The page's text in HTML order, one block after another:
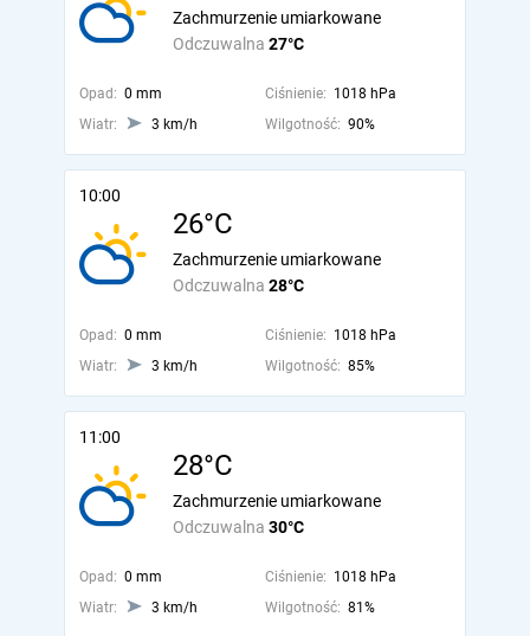
Odczuwalna 27°C
Zachmurzenie umiarkowane
Opad: 0 mm Ciśnienie: 1018 hPa
Wiatr:
3 km/h Wilgotność: 90%
10:00
26°C
Odczuwalna 28°C
Zachmurzenie umiarkowane
Opad: 0 mm Ciśnienie: 1018 hPa
Wiatr:
3 km/h Wilgotność: 85%
11:00
28°C
Odczuwalna 30°C
Zachmurzenie umiarkowane
Opad: 0 mm Ciśnienie: 1018 hPa
Wiatr:
3 km/h Wilgotność: 81%